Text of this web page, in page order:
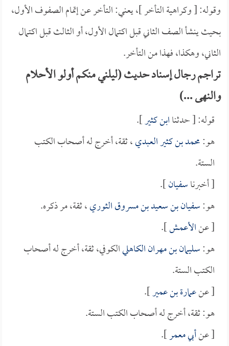
وقوله: [ وكراهية التأخر ]، يعني: التأخر عن إتمام الصفوف الأول،
بحيث ينشأ الصف الثاني قبل اكتمال الأول، أو الثالث قبل اكتمال
الثاني، وهكذا، فهذا من التأخر.
تراجم رجال إسناد حديث (ليلني منكم أولو الأحلام
والنهى ...)
قوله: [ حدثناابن كثير].
هو:محمد بن كثير العبدي، ثقة، أخرج له أصحاب الكتب
الستة.
[ أخبرناسفيان].
هو:سفيان بن سعيد بن مسروق الثوري، ثقة، مر ذكره.
[ عنالأعمش].
هو:سليمان بن مهران الكاهليالكوفي، ثقة، أخرج له أصحاب
الكتب الستة.
[ عنعمارة بن عمير].
هو: ثقة، أخرج له أصحاب الكتب الستة.
[ عنأبي معمر].